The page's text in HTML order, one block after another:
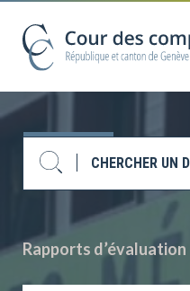
Rapports d’évaluation